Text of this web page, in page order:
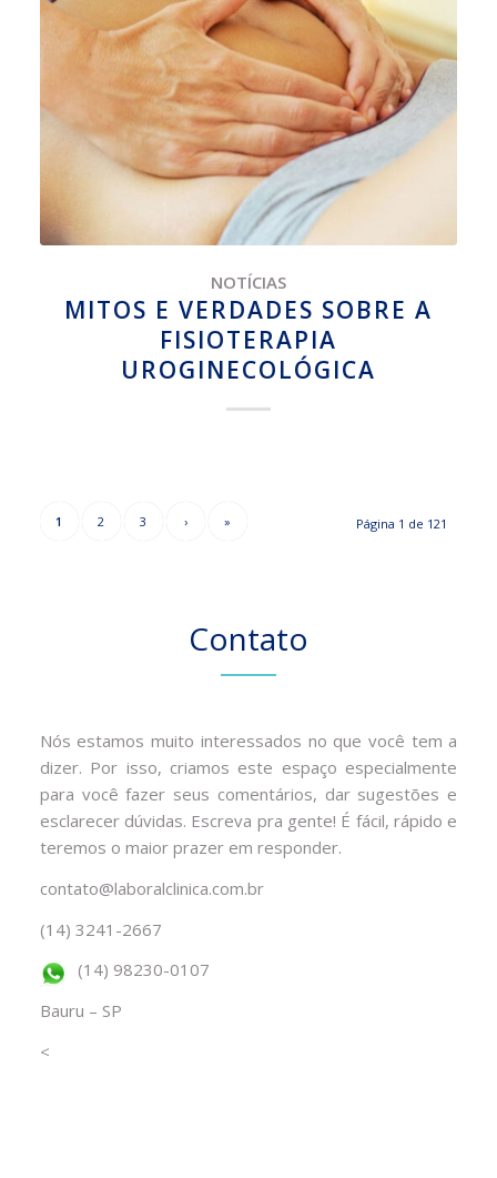
NOTÍCIAS
MITOS E VERDADES SOBRE A
FISIOTERAPIA
UROGINECOLÓGICA
Página 1 de 121
1 2 3 › »
Contato
Nós estamos muito interessados no que você tem a
dizer. Por isso, criamos este espaço especialmente
para você fazer seus comentários, dar sugestões e
esclarecer dúvidas. Escreva pra gente! É fácil, rápido e
teremos o maior prazer em responder.
contato@laboralclinica.com.br
(14) 3241-2667
(14) 98230-0107
Bauru – SP
<